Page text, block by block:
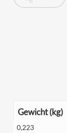
Gewicht (kg)
0,223